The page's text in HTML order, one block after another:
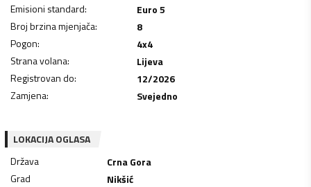
Emisioni standard:
Euro 5
Broj brzina mjenjača:
8
Pogon:
4x4
Strana volana:
Lijeva
Registrovan do:
12/2026
Zamjena: Svejedno
LOKACIJA OGLASA
Država
Crna Gora
Grad
Nikšić